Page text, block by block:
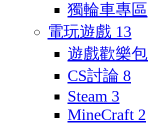
獨輪車專區
電玩遊戲 13
遊戲歡樂包
CS討論 8
Steam 3
MineCraft 2